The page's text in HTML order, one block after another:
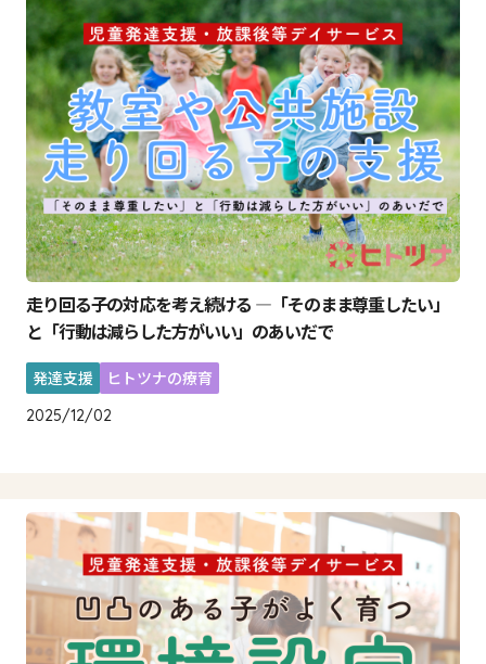
走り回る子の対応を考え続ける ―「そのまま尊重したい」
と「行動は減らした方がいい」のあいだで
発達支援 ヒトツナの療育
2025/12/02